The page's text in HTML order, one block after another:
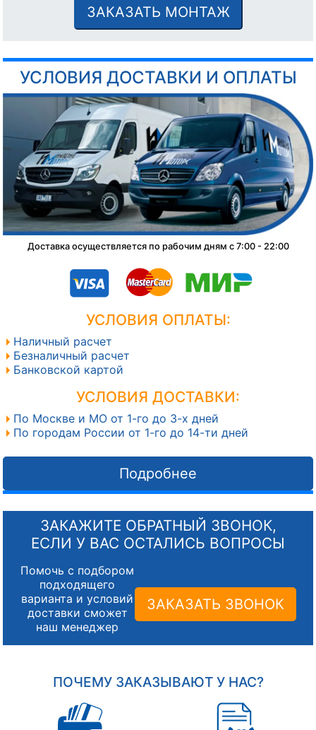
ЗАКАЗАТЬ МОНТАЖ
УСЛОВИЯ ДОСТАВКИ И ОПЛАТЫ
Доставка осуществляется по рабочим дням с 7:00 - 22:00
УСЛОВИЯ ОПЛАТЫ:
Наличный расчет
Безналичный расчет
Банковской картой
УСЛОВИЯ ДОСТАВКИ:
По Москве и МО от 1-го до 3-х дней
По городам России от 1-го до 14-ти дней
Подробнее
ЗАКАЖИТЕ ОБРАТНЫЙ ЗВОНОК,
ЕСЛИ У ВАС ОСТАЛИСЬ ВОПРОСЫ
Помочь с подбором
подходящего
варианта и условий
доставки сможет
наш менеджер
ЗАКАЗАТЬ ЗВОНОК
ПОЧЕМУ ЗАКАЗЫВАЮТ У НАС?